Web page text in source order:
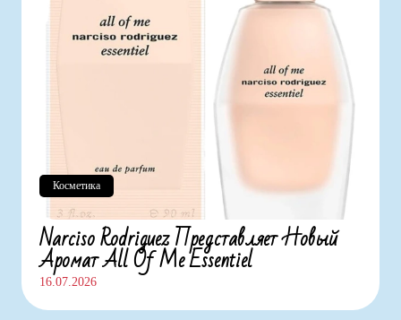
Narciso Rodriguez Представляет Новый
Аромат All Of Me Essentiel
16.07.2026
Косметика